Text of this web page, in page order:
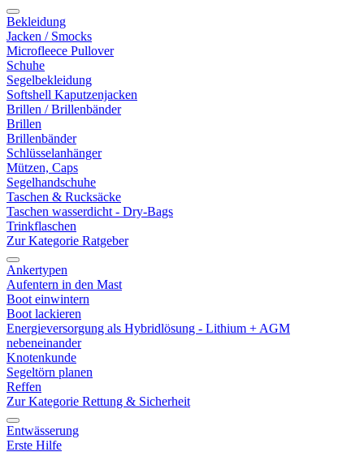
Bekleidung
Jacken / Smocks
Microfleece Pullover
Schuhe
Segelbekleidung
Softshell Kaputzenjacken
Brillen / Brillenbänder
Brillen
Brillenbänder
Schlüsselanhänger
Mützen, Caps
Segelhandschuhe
Taschen & Rucksäcke
Taschen wasserdicht - Dry-Bags
Trinkflaschen
Zur Kategorie Ratgeber
Ankertypen
Aufentern in den Mast
Boot einwintern
Boot lackieren
Energieversorgung als Hybridlösung - Lithium + AGM
nebeneinander
Knotenkunde
Segeltörn planen
Reffen
Zur Kategorie Rettung & Sicherheit
Entwässerung
Erste Hilfe